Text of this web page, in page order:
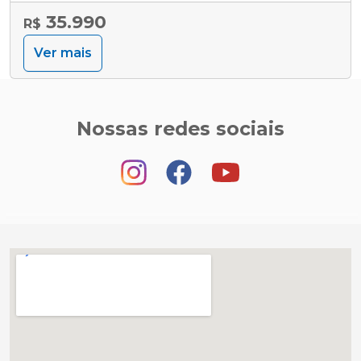
R$ 35.990
Ver mais
Nossas redes sociais